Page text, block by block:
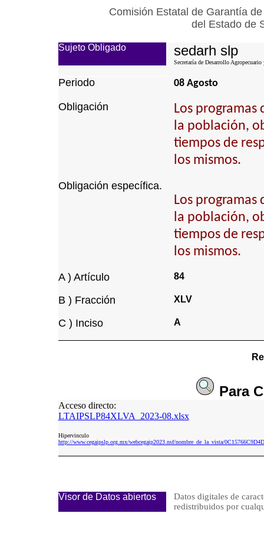
Comisión Estatal de Garantía
del Estado de
Sujeto Obligado sedarh slp
Secretaría de Desarrollo
Periodo 08 Agosto
Obligación
Los
la población,
tiempos de
los mismos.
Obligación específica.
Los
la población,
tiempos de
los mismos.
A ) Artículo 84
B ) Fracción XLV
C ) Inciso A
Para
Acceso directo:
LTAIPSLP84XLVA_2023-08.xlsx
Hipervinculo
http://www.cegaipslp.org.mx/webcegaip2023.nsf/nombre_de_la_vista/
Visor de Datos abiertos
Datos digitales de
redistribuidos por